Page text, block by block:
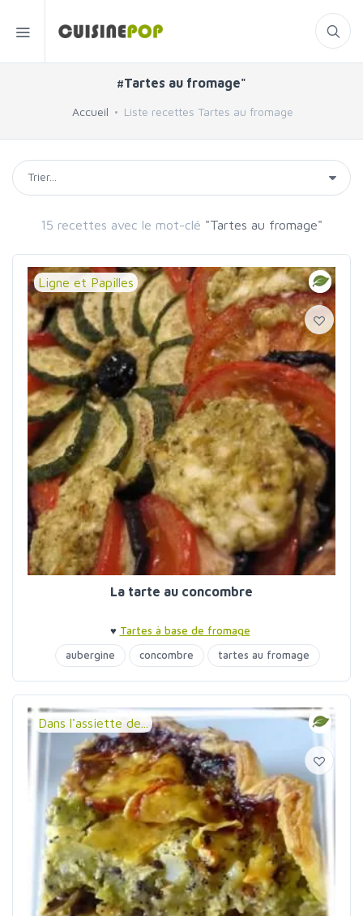
#Tartes au fromage"
Accueil Liste recettes Tartes au fromage
15 recettes avec le mot-clé "Tartes au fromage"
Ligne et Papilles
La tarte au concombre
♥ Tartes à base de fromage
aubergine
concombre tartes au fromage
Dans l'assiette de...